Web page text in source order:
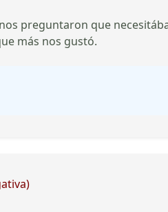
preguntaron que
más nos gustó.